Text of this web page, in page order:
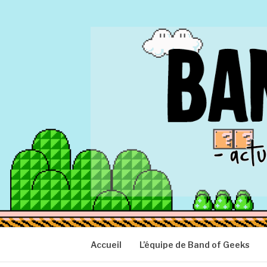
BAND OF
Actu Geek d'hier et d'aujourd'hui
Accueil L’équipe de Band of Geeks